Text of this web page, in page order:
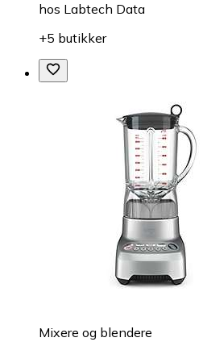
hos Labtech Data
+5 butikker
Mixere og blendere